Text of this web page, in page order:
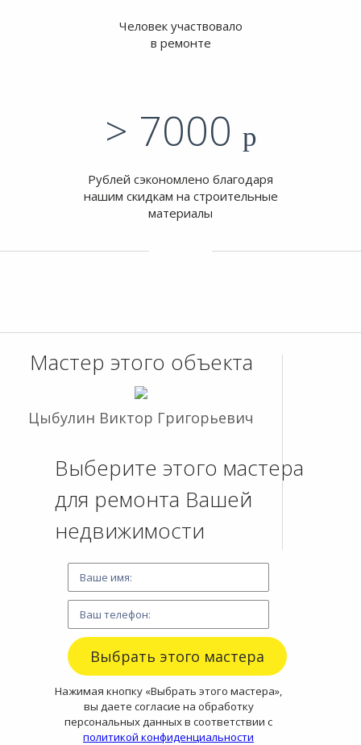
Человек участвовало
в ремонте
> 7000 p
Рублей сэкономлено благодаря
нашим скидкам на строительные
материалы
Мастер этого объекта
Цыбулин Виктор Григорьевич
Выберите этого мастера
для ремонта Вашей
недвижимости
Нажимая кнопку «Выбрать этого мастера»,
вы даете согласие на обработку
персональных данных в соответствии с
политикой конфиденциальности